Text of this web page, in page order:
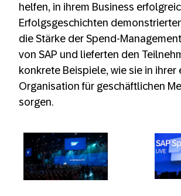
helfen, in ihrem Business
Erfolgsgeschichten
die Stärke der Spend-
von SAP und lieferten den
konkrete Beispiele, wie sie in ihrer
Organisation für geschäftlichen
sorgen.